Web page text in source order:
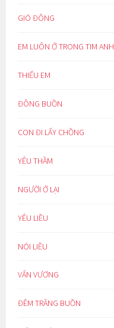
GIÓ ĐÔNG
EM LUÔN Ở TRONG TIM ANH
THIẾU EM
ĐÔNG BUỒN
CON ĐI LẤY CHỒNG
YÊU THẦM
NGƯỜI Ở LẠI
YÊU LIỀU
NÓI LIỀU
VẤN VƯƠNG
ĐÊM TRĂNG BUỒN